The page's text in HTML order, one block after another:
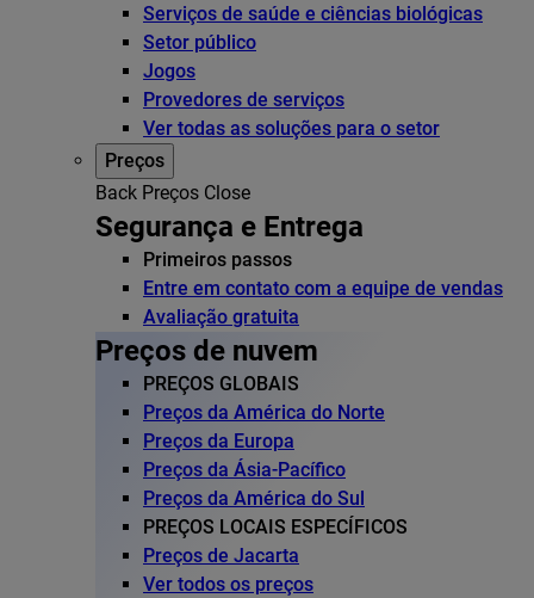
Serviços de saúde e ciências biológicas
Setor público
Jogos
Provedores de serviços
Ver todas as soluções para o setor
Preços
Back Preços Close
Segurança e Entrega
Primeiros passos
Entre em contato com a equipe de vendas
Avaliação gratuita
Preços de nuvem
PREÇOS GLOBAIS
Preços da América do Norte
Preços da Europa
Preços da Ásia-Pacífico
Preços da América do Sul
PREÇOS LOCAIS ESPECÍFICOS
Preços de Jacarta
Ver todos os preços